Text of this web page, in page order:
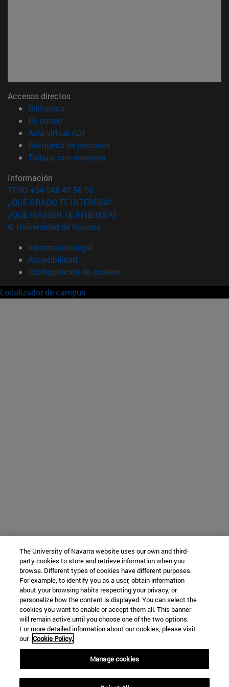
Accesos directos
Biblioteca
Mi correo(abre en nueva ventana)
Aula virtual ADI
Búsqueda de personas(abre en nueva ventana)
Trabaja con nosotros(abre en nueva ventana)
Información
TFNO +34 948 42 56 00
¿QUÉ GRADO TE INTERESA?
¿QUÉ MÁSTER TE INTERESA?
© Universidad de Navarra
Información legal
Accesibilidad
Configuración de cookies
Localizador de campus
The University of Navarra website uses our own and third-
party cookies to store and retrieve information when you
browse. Different types of cookies have different purposes.
For example, to identify you as a user, obtain information
about your browsing habits respecting your privacy, or
personalize how the content is displayed. You can select the
cookies you want to enable or accept them all. This banner
will remain active until you choose one of the two options.
For more detailed information about our cookies, please visit
our Cookie Policy.
Manage cookies